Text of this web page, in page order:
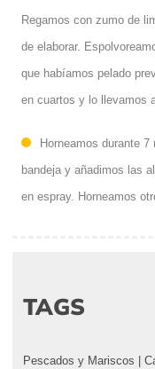
Regamos con zumo de
de elaborar.
que habíamos pelado
en cuartos y lo llevamos
Horneamos durante
bandeja y añadimos las
en espray. Horneamos
TAGS
Pescados y Mariscos